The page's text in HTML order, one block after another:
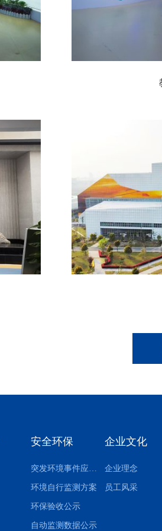
安全环保
环境自行监测方案
环保验收公示
自动监测数据公示
企业文化
企业理念
员工风采